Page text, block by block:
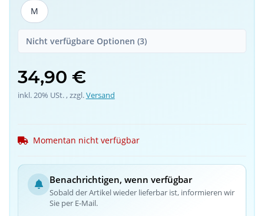
M
M
Nicht verfügbare Optionen (3)
34,90 €
inkl. 20% USt. , zzgl.Versand
Momentan nicht verfügbar
Benachrichtigen, wenn verfügbar
Sobald der Artikel wieder lieferbar ist, informieren wir
Sie per E-Mail.